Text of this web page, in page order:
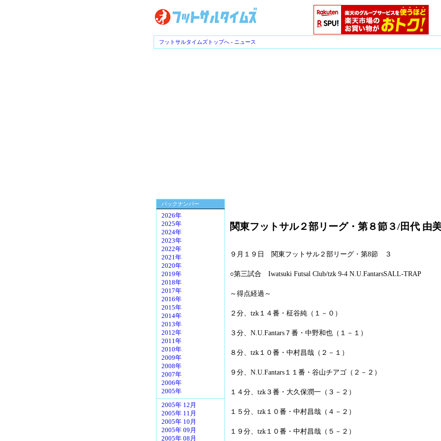
フットサルタイムズトップへ - ニュース
バックナンバー
2026年
2025年
2024年
2023年
2022年
2021年
2020年
2019年
2018年
2017年
2016年
2015年
2014年
2013年
2012年
2011年
2010年
2009年
2008年
2007年
2006年
2005年
2005年 12月
2005年 11月
2005年 10月
2005年 09月
2005年 08月
関東フットサル２部リーグ・第８節３/田代 由
９月１９日 関東フットサル２部リーグ・第8節 ３
○第三試合 Iwatsuki Futsal Club/tzk 9-4 N.U.FantarsSALL-TRAP
～得点経過～
２分、tzk１４番・柾谷純（１－０）
３分、N.U.Fantars７番・中野和也（１－１）
８分、tzk１０番・中村昌哉（２－１）
９分、N.U.Fantars１１番・谷山チアゴ（２－２）
１４分、tzk３番・大久保潤一（３－２）
１５分、tzk１０番・中村昌哉（４－２）
１９分、tzk１０番・中村昌哉（５－２）